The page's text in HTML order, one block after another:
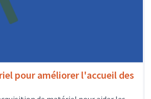
pour améliorer l'accueil des